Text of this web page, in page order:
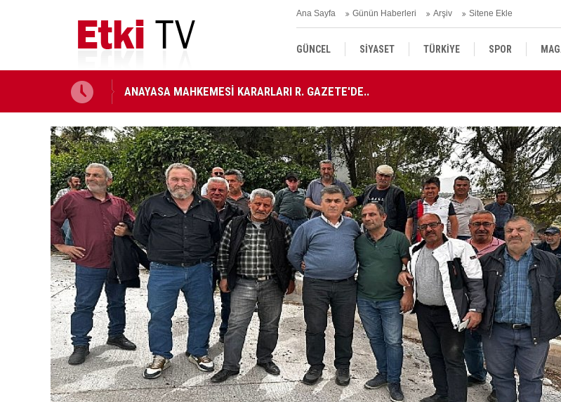
Ana Sayfa Günün Haberleri Arşiv Sitene Ekle
GÜNCEL SİYASET TÜRKİYE SPOR
KÜLTÜR SANAT